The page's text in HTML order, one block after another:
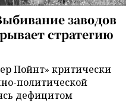
заводов
стратегию
Пойнт» критически
политической
дефицитом